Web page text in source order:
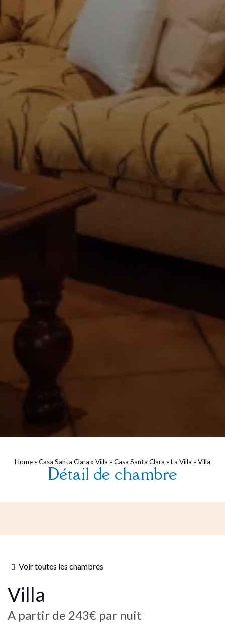
Home» Casa Santa Clara » Villa » Casa Santa Clara » La Villa » Villa
Détail de chambre
Voir toutes les chambres
Villa
A partir de 243€ par nuit